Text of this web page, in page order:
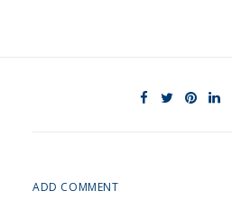
ADD COMMENT